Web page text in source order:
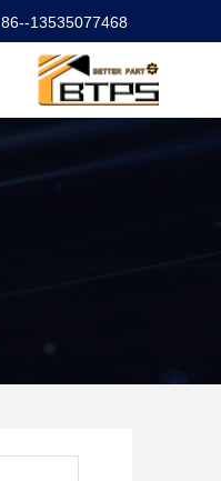
86--13535077468